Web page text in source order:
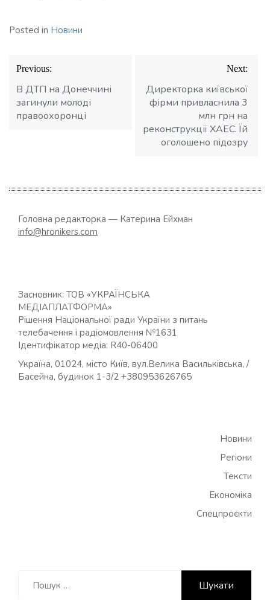
Posted in Новини
Навігація
записів
Previous:
В ДТП на Донеччині
загинули молоді
правоохоронці
Next:
Директорка київської
фірми привласнила 3
млн грн на
реконструкції ХАЕС. Їй
оголошено підозру
Головна редакторка — Катерина Ейхман
info@hronikers.com
Засновник: ТОВ «УКРАЇНСЬКА
МЕДІАПЛАТФОРМА»
Рішення Національної ради України з питань
телебачення і радіомовлення №1631
Ідентифікатор медіа: R40-06400
Україна, 01024, місто Київ, вул.Велика Васильківська, /
Басейна, будинок 1-3/2 +380953626765
Новини
Регіони
Тексти
Економіка
Спецпроєкти